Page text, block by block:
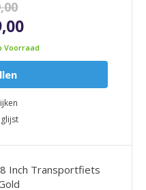
Voorraad